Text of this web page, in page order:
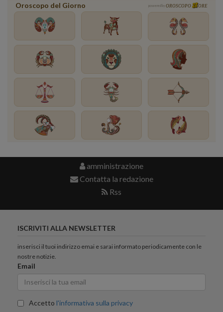
Oroscopo del Giorno powered by OROSCOPO ORE
amministrazione
Contatta la redazione
Rss
ISCRIVITI ALLA NEWSLETTER
inserisci il tuoi indirizzo emai e sarai informato periodicamente con le
nostre notizie.
Email
Accetto l'informativa sulla privacy